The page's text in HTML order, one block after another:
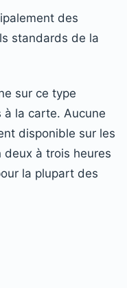
des
standards de la
sur ce type
à la carte. Aucune
disponible sur les
deux à trois heures
la plupart des